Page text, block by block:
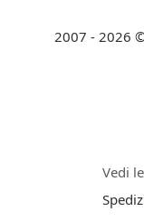
2007 - 2026
Vedi